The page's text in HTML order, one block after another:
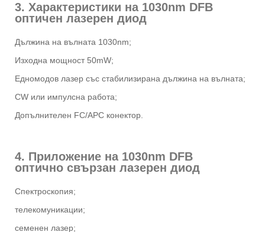
3. Характеристики на 1030nm DFB
оптичен лазерен диод
Дължина на вълната 1030nm;
Изходна мощност 50mW;
Едномодов лазер със стабилизирана дължина на вълната;
CW или импулсна работа;
Допълнителен FC/APC конектор.
4. Приложение на 1030nm DFB
оптично свързан лазерен диод
Спектроскопия;
телекомуникации;
семенен лазер;